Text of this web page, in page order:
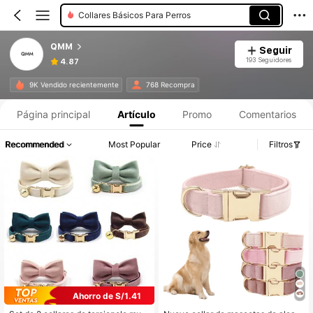
Collares Básicos Para Perros
QMM
4.87
Seguir
193 Seguidores
9K Vendido recientemente 768 Recompra
Página principal Artículo Promo Comentarios
Recommended Most Popular Price Filtros
Ahorro de S/1.41